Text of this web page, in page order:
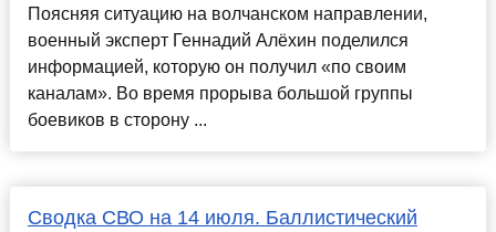
Поясняя ситуацию на волчанском направлении,
военный эксперт Геннадий Алёхин поделился
информацией, которую он получил «по своим
каналам». Во время прорыва большой группы
боевиков в сторону ...
Сводка СВО на 14 июля. Баллистический